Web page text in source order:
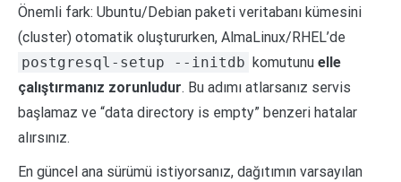
Önemli fark: Ubuntu/Debian paketi veritabanı kümesini
(cluster) otomatik oluştururken, AlmaLinux/RHEL’de
postgresql-setup --initdb komutunu elle
çalıştırmanız zorunludur. Bu adımı atlarsanız servis
başlamaz ve “data directory is empty” benzeri hatalar
alırsınız.
En güncel ana sürümü istiyorsanız, dağıtımın varsayılan